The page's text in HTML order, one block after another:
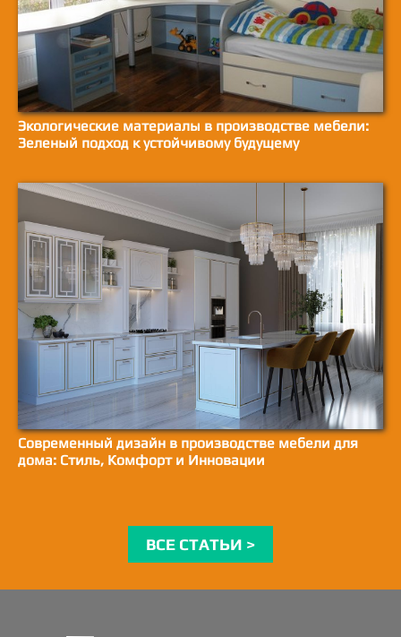
Экологические материалы в производстве мебели:
Зеленый подход к устойчивому будущему
Современный дизайн в производстве мебели для
дома: Стиль, Комфорт и Инновации
ВСЕ СТАТЬИ >